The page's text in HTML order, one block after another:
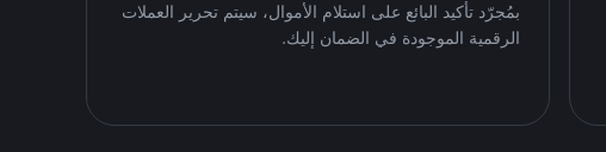
بمُجرّد تأكيد البائع على استلام الأموال، سيتم تحرير العملات
الرقمية الموجودة في الضمان إليك.